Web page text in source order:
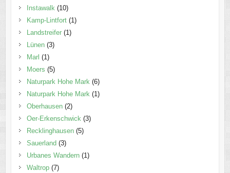
Instawalk (10)
Kamp-Lintfort(1)
Landstreifer(1)
Lünen(3)
Marl (1)
Moers (5)
Naturpark Hohe Mark (6)
Naturpark Hohe Mark (1)
Oberhausen(2)
Oer-Erkenschwick (3)
Recklinghausen(5)
Sauerland (3)
Urbanes Wandern(1)
Waltrop(7)